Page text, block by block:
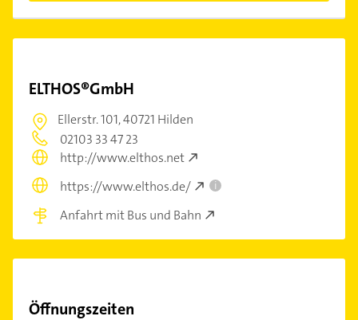
ELTHOS®GmbH
Ellerstr. 101,40721 Hilden
02103 33 47 23
http://www.elthos.net
https://www.elthos.de/
i
Anfahrt mit Bus und Bahn
Öffnungszeiten